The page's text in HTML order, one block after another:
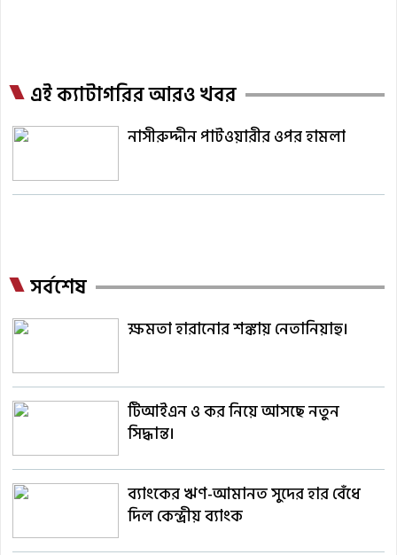
এই ক্যাটাগরির আরও খবর
নাসীরুদ্দীন পাটওয়ারীর ওপর হামলা
সর্বশেষ
ক্ষমতা হারানোর শঙ্কায় নেতানিয়াহু।
টিআইএন ও কর নিয়ে আসছে নতুন
সিদ্ধান্ত।
ব্যাংকের ঋণ-আমানত সুদের হার বেঁধে
দিল কেন্দ্রীয় ব্যাংক